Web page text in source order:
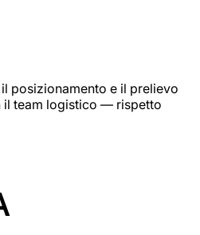
posizionamento e il prelievo
il team logistico — rispetto